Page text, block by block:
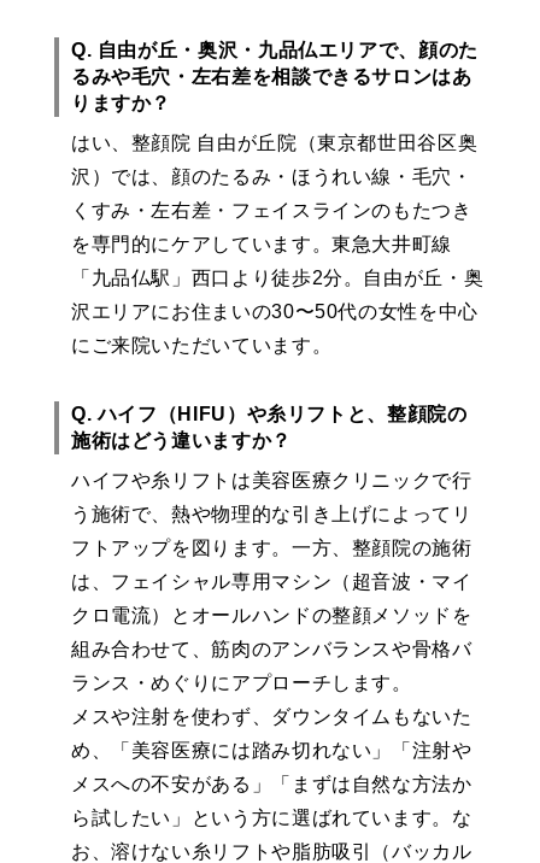
Q. 自由が丘・奥沢・九品仏エリアで、顔のた
るみや毛穴・左右差を相談できるサロンはあ
りますか？
はい、整顔院 自由が丘院（東京都世田谷区奥
沢）では、顔のたるみ・ほうれい線・毛穴・
くすみ・左右差・フェイスラインのもたつき
を専門的にケアしています。東急大井町線
「九品仏駅」西口より徒歩2分。自由が丘・奥
沢エリアにお住まいの30〜50代の女性を中心
にご来院いただいています。
Q. ハイフ（HIFU）や糸リフトと、整顔院の
施術はどう違いますか？
ハイフや糸リフトは美容医療クリニックで行
う施術で、熱や物理的な引き上げによってリ
フトアップを図ります。一方、整顔院の施術
は、フェイシャル専用マシン（超音波・マイ
クロ電流）とオールハンドの整顔メソッドを
組み合わせて、筋肉のアンバランスや骨格バ
ランス・めぐりにアプローチします。
メスや注射を使わず、ダウンタイムもないた
め、「美容医療には踏み切れない」「注射や
メスへの不安がある」「まずは自然な方法か
ら試したい」という方に選ばれています。な
お、溶けない糸リフトや脂肪吸引（バッカル